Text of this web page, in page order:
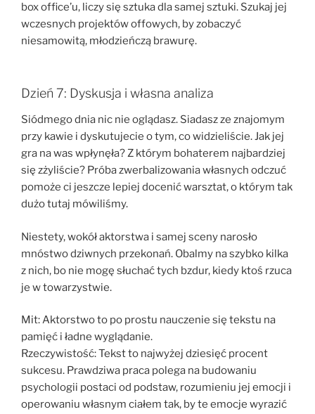
box office’u, liczy się sztuka dla samej sztuki. Szukaj jej
wczesnych projektów offowych, by zobaczyć
niesamowitą, młodzieńczą brawurę.
Dzień 7: Dyskusja i własna analiza
Siódmego dnia nic nie oglądasz. Siadasz ze znajomym
przy kawie i dyskutujecie o tym, co widzieliście. Jak jej
gra na was wpłynęła? Z którym bohaterem najbardziej
się zżyliście? Próba zwerbalizowania własnych odczuć
pomoże ci jeszcze lepiej docenić warsztat, o którym tak
dużo tutaj mówiliśmy.
Niestety, wokół aktorstwa i samej sceny narosło
mnóstwo dziwnych przekonań. Obalmy na szybko kilka
z nich, bo nie mogę słuchać tych bzdur, kiedy ktoś rzuca
je w towarzystwie.
Mit: Aktorstwo to po prostu nauczenie się tekstu na
pamięć i ładne wyglądanie.
Rzeczywistość: Tekst to najwyżej dziesięć procent
sukcesu. Prawdziwa praca polega na budowaniu
psychologii postaci od podstaw, rozumieniu jej emocji i
operowaniu własnym ciałem tak, by te emocje wyrazić